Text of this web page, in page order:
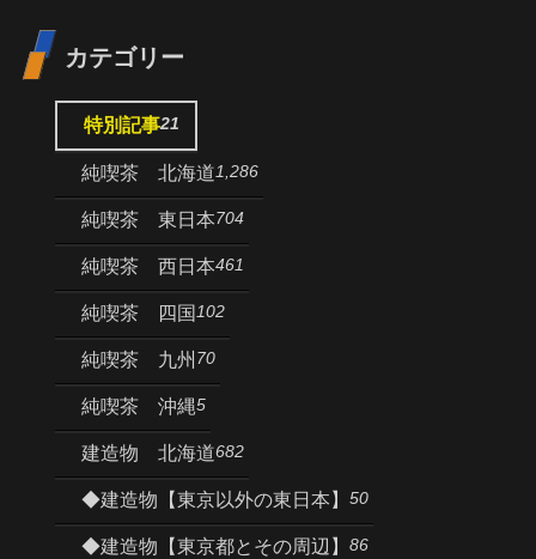
カテゴリー
特別記事21
純喫茶 北海道1,286
純喫茶 東日本704
純喫茶 西日本461
純喫茶 四国 102
純喫茶 九州 70
純喫茶 沖縄5
建造物 北海道682
◆建造物【東京以外の東日本】 50
◆建造物【東京都とその周辺】 86